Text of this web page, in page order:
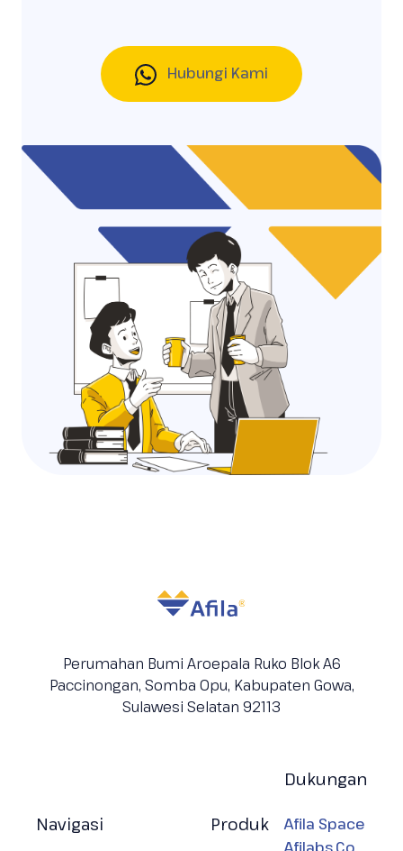
Hubungi Kami
Perumahan Bumi Aroepala Ruko Blok A6
Paccinongan, Somba Opu, Kabupaten Gowa,
Sulawesi Selatan 92113
Navigasi Produk
Dukungan
Afila Space